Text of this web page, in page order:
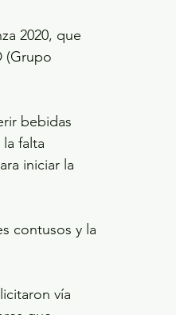
2020, que
(Grupo
bebidas
falta
iniciar la
contusos y la
vía